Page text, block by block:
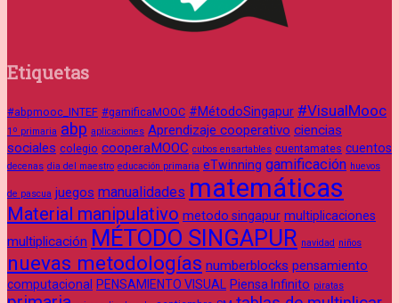
Etiquetas
#abpmooc_INTEF #gamificaMOOC #MétodoSingapur #VisualMooc
1º primaria abp aplicaciones Aprendizaje cooperativo ciencias
sociales colegio cooperaMOOC cubos ensartables cuentamates cuentos
decenas dia del maestro educación primaria eTwinning gamificación huevos
de pascua juegos manualidades matemáticas
Material manipulativo metodo singapur multiplicaciones
multiplicación MÉTODO SINGAPUR navidad niños
nuevas metodologías numberblocks pensamiento
computacional
PENSAMIENTO VISUAL Piensa Infinito piratas